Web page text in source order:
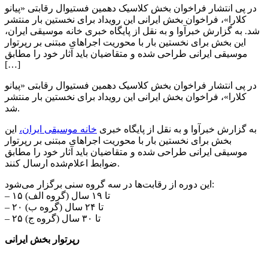
در پی انتشار فراخوان بخش کلاسیک دهمین فستیوال رقابتی «پیانو
کلارا»، فراخوان بخش ایرانی این رویداد برای نخستین بار منتشر
شد. به گزارش خبرآوا و به نقل از پایگاه خبری خانه موسیقی ایران،
این بخش برای نخستین بار با محوریت اجراهای مبتنی بر رپرتوار
موسیقی ایرانی طراحی شده و متقاضیان باید آثار خود را مطابق
[…]
در پی انتشار فراخوان بخش کلاسیک دهمین فستیوال رقابتی «پیانو
کلارا»، فراخوان بخش ایرانی این رویداد برای نخستین بار منتشر
شد.
به گزارش خبرآوا و به نقل از پایگاه خبری خانه موسیقی ایران، این
بخش برای نخستین بار با محوریت اجراهای مبتنی بر رپرتوار
موسیقی ایرانی طراحی شده و متقاضیان باید آثار خود را مطابق
ضوابط اعلام‌شده ارسال کنند.
این دوره از رقابت‌ها در سه گروه سنی برگزار می‌شود:
– ۱۵ تا ۱۹ سال (گروه الف)
– ۲۰ تا ۲۴ سال (گروه ب)
– ۲۵ تا ۳۰ سال (گروه ج)
رپرتوار بخش ایرانی